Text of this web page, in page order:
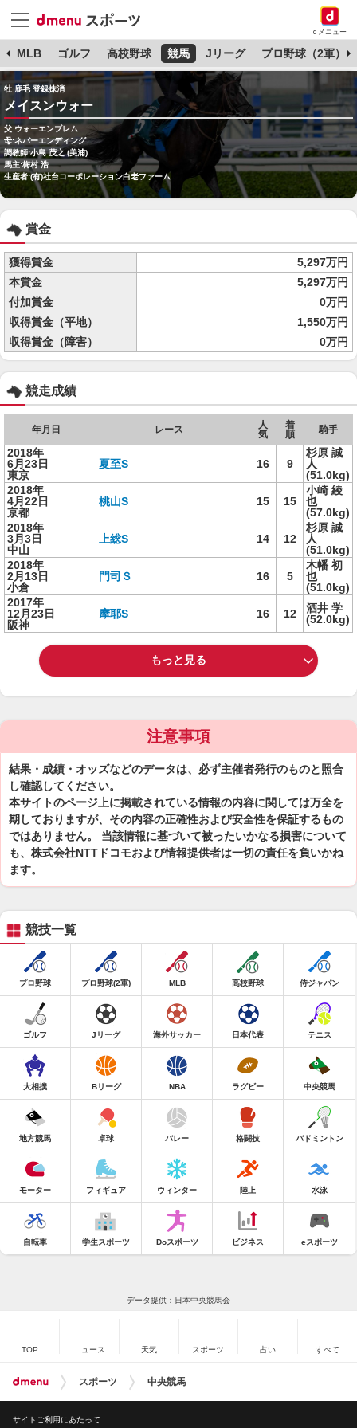
dメニュー
MLB ゴルフ 高校野球 競馬 Jリーグ プロ野球（2軍）
牡 鹿毛 登録抹消
メイスンウォー
父:ウォーエンブレム
母:ネバーエンディング
調教師:小島 茂之 (美浦)
馬主:梅村 浩
生産者:(有)社台コーポレーション白老ファーム
賞金
獲得賞金
5,297万円
本賞金
5,297万円
付加賞金
0万円
収得賞金（平地）
1,550万円
収得賞金（障害）
0万円
競走成績
年月日 レース
人
気
着
順
騎手
2018年
6月23日
東京
夏至S 16 9
杉原 誠
人
(51.0kg)
2018年
4月22日
京都
桃山S 15 15
小崎 綾
也
(57.0kg)
2018年
3月3日
中山
上総S 14 12
杉原 誠
人
(51.0kg)
2018年
2月13日
小倉
門司Ｓ 16 5
木幡 初
也
(51.0kg)
2017年
12月23日
阪神
摩耶S 16 12
酒井 学
(52.0kg)
もっと見る
注意事項
結果・成績・オッズなどのデータは、必ず主催者発行のものと照合
し確認してください。
本サイトのページ上に掲載されている情報の内容に関しては万全を
期しておりますが、その内容の正確性および安全性を保証するもの
ではありません。 当該情報に基づいて被ったいかなる損害について
も、株式会社NTTドコモおよび情報提供者は一切の責任を負いかね
ます。
競技一覧
プロ野球 プロ野球(2軍) MLB 高校野球 侍ジャパン
ゴルフ Jリーグ 海外サッカー 日本代表 テニス
大相撲 Bリーグ NBA ラグビー 中央競馬
地方競馬 卓球 バレー 格闘技 バドミントン
モーター フィギュア ウィンター 陸上 水泳
自転車 学生スポーツ Doスポーツ ビジネス eスポーツ
データ提供：日本中央競馬会
TOP ニュース 天気 スポーツ 占い すべて
スポーツ 中央競馬
サイトご利用にあたって